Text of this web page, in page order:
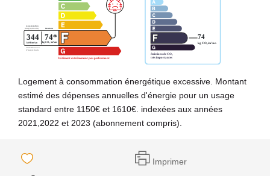
Logement à consommation énergétique excessive. Montant
estimé des dépenses annuelles d'énergie pour un usage
standard entre 1150€ et 1610€. indexées aux années
2021,2022 et 2023 (abonnement compris).
Imprimer